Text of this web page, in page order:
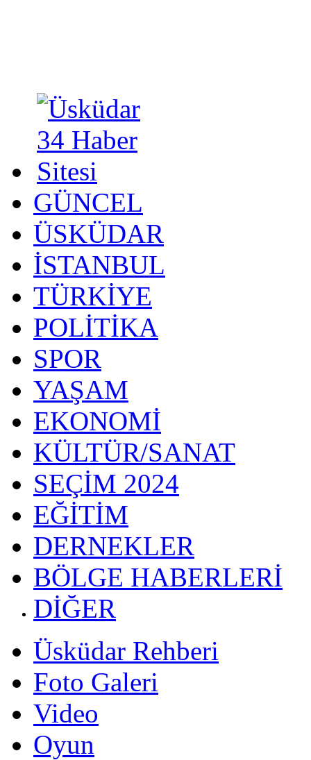
GÜNCEL
ÜSKÜDAR
İSTANBUL
TÜRKİYE
POLİTİKA
SPOR
YAŞAM
EKONOMİ
KÜLTÜR/SANAT
SEÇİM 2024
EĞİTİM
DERNEKLER
BÖLGE HABERLERİ
DİĞER
Üsküdar Rehberi
Foto Galeri
Video
Oyun